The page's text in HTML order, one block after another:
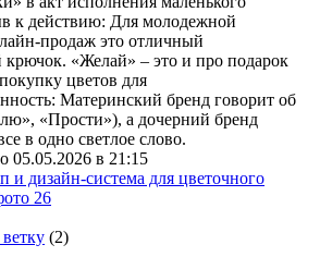
к действию: Для молодежной
продаж это отличный
крючок. «Желай» – это и про подарок
цветов для
Материнский бренд говорит об
«Прости»), а дочерний бренд
в одно светлое слово.
05.05.2026 в 21:15
(2)